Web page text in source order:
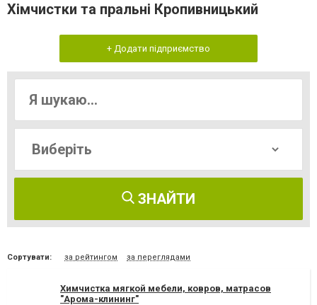
Хімчистки та пральні Кропивницький
+ Додати підприємство
ЗНАЙТИ
Сортувати: за рейтингом за переглядами
Химчистка мягкой мебели, ковров, матрасов
"Арома-клининг"